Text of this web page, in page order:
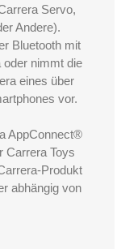
Servo,
Andere).
Bluetooth mit
oder nimmt die
eines über
vor.
AppConnect®
Carrera Toys
Produkt
abhängig von